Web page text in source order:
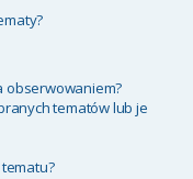
obserwowaniem?
tematów lub je